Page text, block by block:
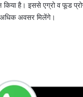
है। इससे एग्रो व फूड
अधिक अवसर मिलेंगे।